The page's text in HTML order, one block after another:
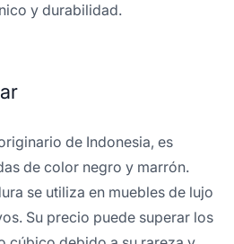
y durabilidad.
de Indonesia, es
de color negro y marrón.
se utiliza en muebles de lujo
Su precio puede superar los